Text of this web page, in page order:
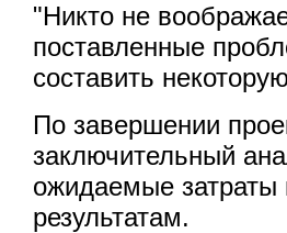
"Никто не
поставленные
составить
По завершении
заключительный
ожидаемые
результатам.